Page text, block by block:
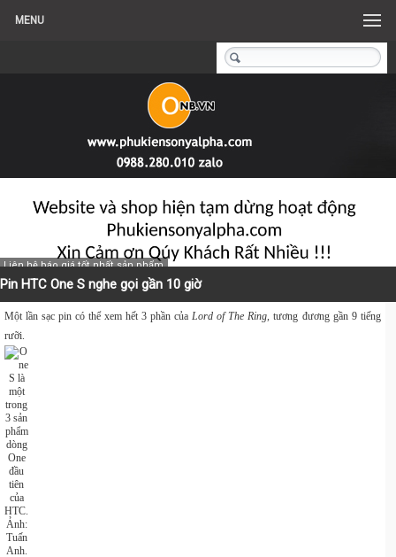
MENU
Liên hệ báo giá tốt nhất sản phẩm
Pin HTC One S nghe gọi gần 10 giờ
Một lần sạc pin có thể xem hết 3 phần củaLord of The Ring, tương đương gần 9 tiếng
rưỡi.